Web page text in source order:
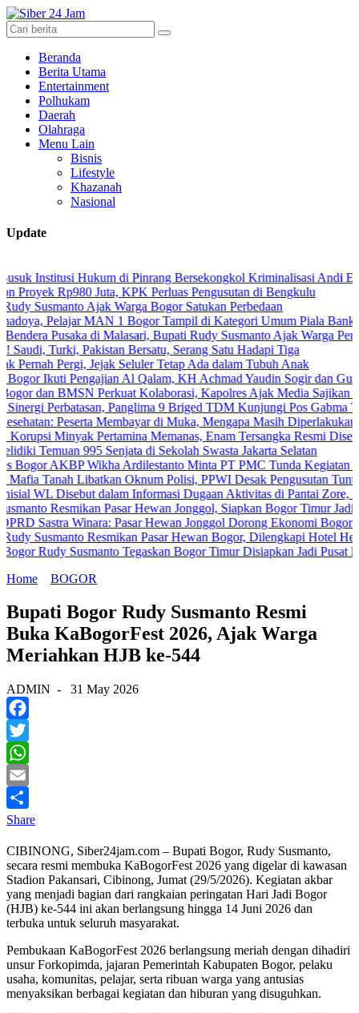
Beranda
Berita Utama
Entertainment
Polhukam
Daerah
Olahraga
Menu Lain
Bisnis
Lifestyle
Khazanah
Nasional
Update
Hukum di Pinrang Bersekongkol Kriminalisasi Andi Edi Sandy
Rp980 Juta, KPK Perluas Pengusutan di Bengkulu
Ajak Warga Bogor Satukan Perbedaan
MAN 1 Bogor Tampil di Kategori Umum Piala Bank Jakarta
di Malasari, Bupati Rudy Susmanto Ajak Warga Perkuat
Pakistan Bersatu, Serang Satu Hadapi Tiga
Pergi, Jejak Seluler Tetap Ada dalam Tubuh Anak
Pengajian Al Qalam, KH Achmad Yaudin Sogir dan Gus Sholeh
BMSN Perkuat Kolaborasi, Kapolres Ajak Media Sajikan Informasi
Panglima 9 Briged TDM Kunjungi Pos Gabma Temajuk
Peserta Membayar di Muka, Mengapa Masih Diperlakukan Berbeda?
Minyak Pertamina Memanas, Enam Tersangka Resmi Diseret ke
995 Senjata di Sekolah Swasta Jakarta Selatan
Wikha Ardilestanto Minta PT PMC Tunda Kegiatan Demi
Libatkan Oknum Polisi, PPWI Desak Pengusutan Tuntas Kasus
Disebut dalam Informasi Dugaan Aktivitas di Pantai Zore, Bea
Pasar Hewan Jonggol, Siapkan Bogor Timur Jadi Pusat
Winara: Pasar Hewan Jonggol Dorong Ekonomi Bogor Timur
Resmikan Pasar Hewan Bogor, Dilengkapi Hotel Hewan dan
Susmanto Tegaskan Bogor Timur Disiapkan Jadi Pusat
Home
BOGOR
Bupati Bogor Rudy Susmanto Resmi
Buka KaBogorFest 2026, Ajak Warga
Meriahkan HJB ke-544
ADMIN - 31 May 2026
Facebook
Twitter
WhatsApp
Email
Share
CIBINONG, Siber24jam.com – Bupati Bogor, Rudy Susmanto,
secara resmi membuka KaBogorFest 2026 yang digelar di kawasan
Stadion Pakansari, Cibinong, Jumat (29/5/2026). Kegiatan akbar
yang menjadi bagian dari rangkaian peringatan Hari Jadi Bogor
(HJB) ke-544 ini akan berlangsung hingga 14 Juni 2026 dan
terbuka untuk seluruh masyarakat.
Pembukaan KaBogorFest 2026 berlangsung meriah dengan dihadiri
unsur Forkopimda, jajaran Pemerintah Kabupaten Bogor, pelaku
usaha, komunitas, pelajar, serta ribuan warga yang antusias
menyaksikan berbagai kegiatan dan hiburan yang disuguhkan.